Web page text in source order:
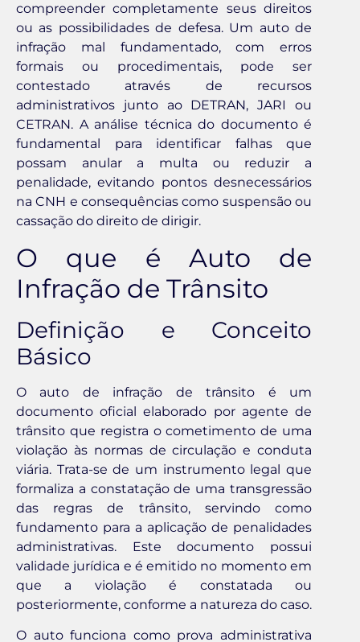
compreender completamente seus direitos
ou as possibilidades de defesa. Um auto de
infração mal fundamentado, com erros
formais ou procedimentais, pode ser
contestado através de recursos
administrativos junto ao DETRAN, JARI ou
CETRAN. A análise técnica do documento é
fundamental para identificar falhas que
possam anular a multa ou reduzir a
penalidade, evitando pontos desnecessários
na CNH e consequências como suspensão ou
cassação do direito de dirigir.
O que é Auto de
Infração de Trânsito
Definição e Conceito
Básico
O auto de infração de trânsito é um
documento oficial elaborado por agente de
trânsito que registra o cometimento de uma
violação às normas de circulação e conduta
viária. Trata-se de um instrumento legal que
formaliza a constatação de uma transgressão
das regras de trânsito, servindo como
fundamento para a aplicação de penalidades
administrativas. Este documento possui
validade jurídica e é emitido no momento em
que a violação é constatada ou
posteriormente, conforme a natureza do caso.
O auto funciona como prova administrativa